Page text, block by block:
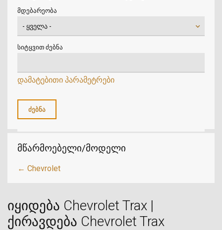
მდებარეობა
სიტყვით ძებნა
დამატებითი პარამეტრები
მწარმოებელი/მოდელი
← Chevrolet
იყიდება Chevrolet Trax |
ქირავდება Chevrolet Trax